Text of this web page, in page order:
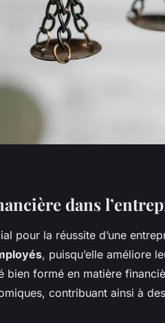
dans
pour la réussite d’une
, puisqu’elle améliore
formé en matière
contribuant ainsi à